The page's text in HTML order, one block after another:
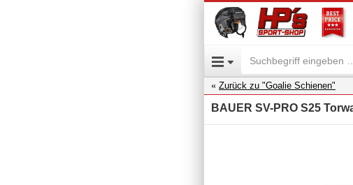
Zurück zu "Goalie Schienen"
BAUER SV-PRO S25